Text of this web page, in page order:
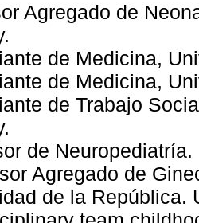
Agregado de
de Medicina,
de Medicina,
de Trabajo
de Neuropediatría.
Agregado de
de la República.